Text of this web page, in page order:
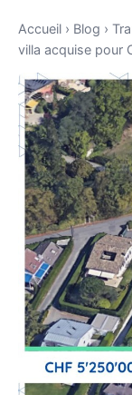
Accueil › Blog ›
villa acquise pour